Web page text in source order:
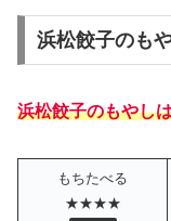
浜松餃子のも
浜松餃子のもやし
もちたべる
★★★★